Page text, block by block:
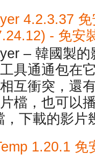
4.2.3.37
- 免安
– 韓國製
具通通包在
互衝突，還
檔，也可以
，下載的影片
1.20.1 免